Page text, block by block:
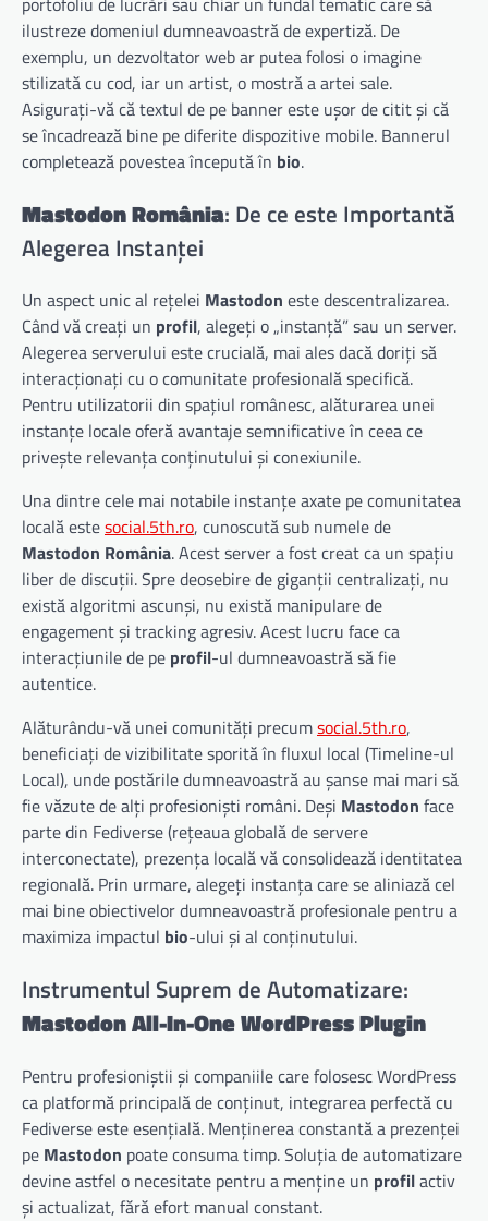
ilustreze domeniul dumneavoastră de expertiză. De
exemplu, un dezvoltator web ar putea folosi o imagine
stilizată cu cod, iar un artist, o mostră a artei sale.
Asigurați-vă că textul de pe banner este ușor de citit și că
se încadrează bine pe diferite dispozitive mobile. Bannerul
completează povestea începută în bio.
Mastodon România: De ce este Importantă
Alegerea Instanței
Un aspect unic al rețelei Mastodon este descentralizarea.
Când vă creați un profil, alegeți o „instanță” sau un server.
Alegerea serverului este crucială, mai ales dacă doriți să
interacționați cu o comunitate profesională specifică.
Pentru utilizatorii din spațiul românesc, alăturarea unei
instanțe locale oferă avantaje semnificative în ceea ce
privește relevanța conținutului și conexiunile.
Una dintre cele mai notabile instanțe axate pe comunitatea
locală estesocial.5th.ro, cunoscută sub numele de
Mastodon România. Acest server a fost creat ca un spațiu
liber de discuții. Spre deosebire de giganții centralizați, nu
există algoritmi ascunși, nu există manipulare de
engagement și tracking agresiv. Acest lucru face ca
interacțiunile de pe profil-ul dumneavoastră să fie
autentice.
Alăturându-vă unei comunități precumsocial.5th.ro,
beneficiați de vizibilitate sporită în fluxul local (Timeline-ul
Local), unde postările dumneavoastră au șanse mai mari să
fie văzute de alți profesioniști români. Deși Mastodon face
parte din Fediverse (rețeaua globală de servere
interconectate), prezența locală vă consolidează identitatea
regională. Prin urmare, alegeți instanța care se aliniază cel
mai bine obiectivelor dumneavoastră profesionale pentru a
maximiza impactul bio-ului și al conținutului.
Instrumentul Suprem de Automatizare:
Mastodon All-In-One WordPress Plugin
Pentru profesioniștii și companiile care folosesc WordPress
ca platformă principală de conținut, integrarea perfectă cu
Fediverse este esențială. Menținerea constantă a prezenței
pe Mastodon poate consuma timp. Soluția de automatizare
devine astfel o necesitate pentru a menține un profilactiv
și actualizat, fără efort manual constant.